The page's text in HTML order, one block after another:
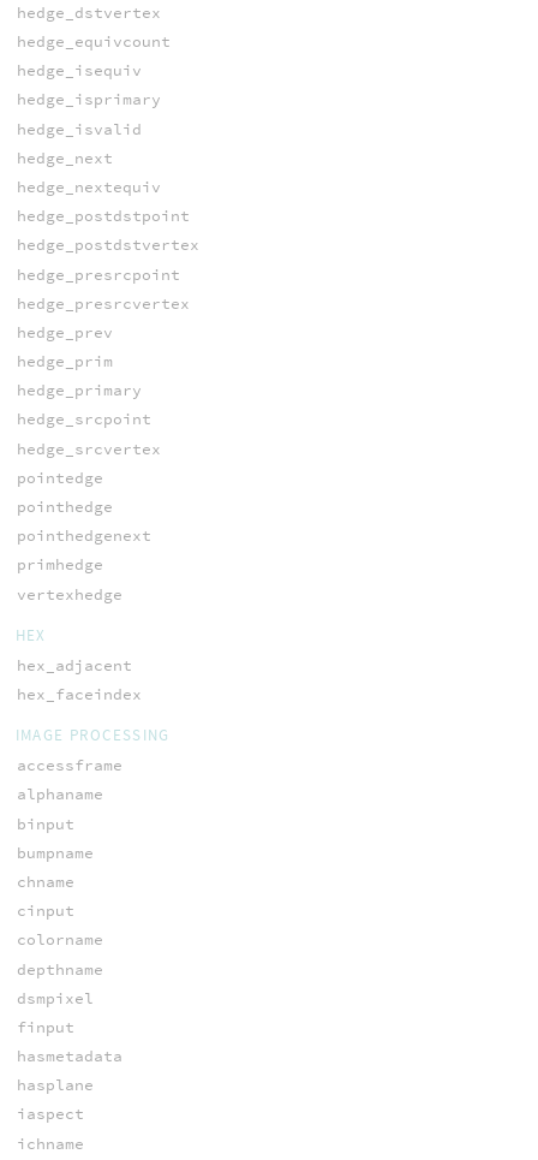
hedge_dstvertex
hedge_equivcount
hedge_isequiv
hedge_isprimary
hedge_isvalid
hedge_next
hedge_nextequiv
hedge_postdstpoint
hedge_postdstvertex
hedge_presrcpoint
hedge_presrcvertex
hedge_prev
hedge_prim
hedge_primary
hedge_srcpoint
hedge_srcvertex
pointedge
pointhedge
pointhedgenext
primhedge
vertexhedge
HEX
hex_adjacent
hex_faceindex
IMAGE PROCESSING
accessframe
alphaname
binput
bumpname
chname
cinput
colorname
depthname
dsmpixel
finput
hasmetadata
hasplane
iaspect
ichname